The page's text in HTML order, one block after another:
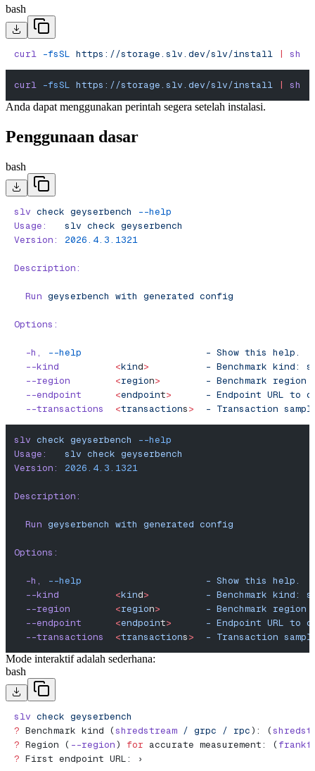
bash
curl -fsSL https://storage.slv.dev/slv/install | sh
curl -fsSL https://storage.slv.dev/slv/install |
sh
Anda dapat menggunakan perintah segera setelah instalasi.
Penggunaan dasar
bash
slv check geyserbench
--help
Usage:
   slv
check geyserbench
Version:
2026.4.3.1321
Description:
  Run
geyserbench with generated config
Options:
  -h,
--help
                      -
Show this help.
  --kind
          <
kind>
          -
Benchmark kind:
  --region
        <
region>
        -
Benchmark region
  --endpoint
      <
endpoint>
      -
Endpoint URL to
  --transactions
  <
transactions>
  -
Transaction
slv check geyserbench
--help
Usage:
   slv
check geyserbench
Version:
2026.4.3.1321
Description:
  Run
geyserbench with generated config
Options:
  -h,
--help
                      -
Show this help.
  --kind
          <
kind>
          -
Benchmark kind:
  --region
        <
region>
        -
Benchmark region
  --endpoint
      <
endpoint>
      -
Endpoint URL to
  --transactions
  <
transactions>
  -
Transaction
Mode interaktif adalah sederhana:
bash
slv check geyserbench
? Benchmark kind (shredstream / grpc / rpc): (
? Region ( --region) for accurate measurement: (
? First endpoint URL: ›